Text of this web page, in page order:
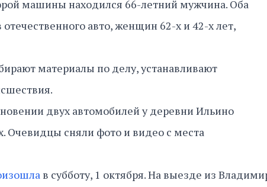
машины находился 66-летний мужчина. Оба
авто, женщин 62-х и 42-х лет,
материалы по делу, устанавливают
двух автомобилей у деревни Ильино
Очевидцы сняли фото и видео с места
в субботу, 1 октября. На выезде из